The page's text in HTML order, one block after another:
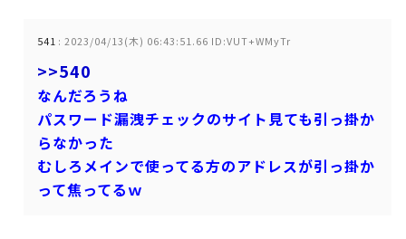
541 : 2023/04/13(木) 06:43:51.66 ID:VUT+WMyTr
>>540
なんだろうね
パスワード漏洩チェックのサイト見ても引っ掛か
らなかった
むしろメインで使ってる方のアドレスが引っ掛か
って焦ってるｗ